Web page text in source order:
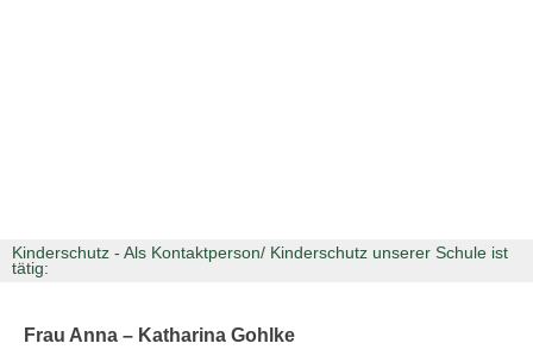
Kinderschutz - Als Kontaktperson/ Kinderschutz unserer Schule ist
tätig:
Frau Anna – Katharina Gohlke